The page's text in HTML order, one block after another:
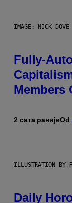
IMAGE: NICK DOVE
Fully-
Members
2 сата ранијеOd
ILLUSTRATION BY
Daily